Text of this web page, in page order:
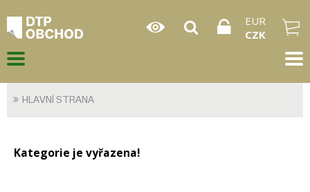
EUR
CZK
HLAVNÍ STRANA
Kategorie je vyřazena!